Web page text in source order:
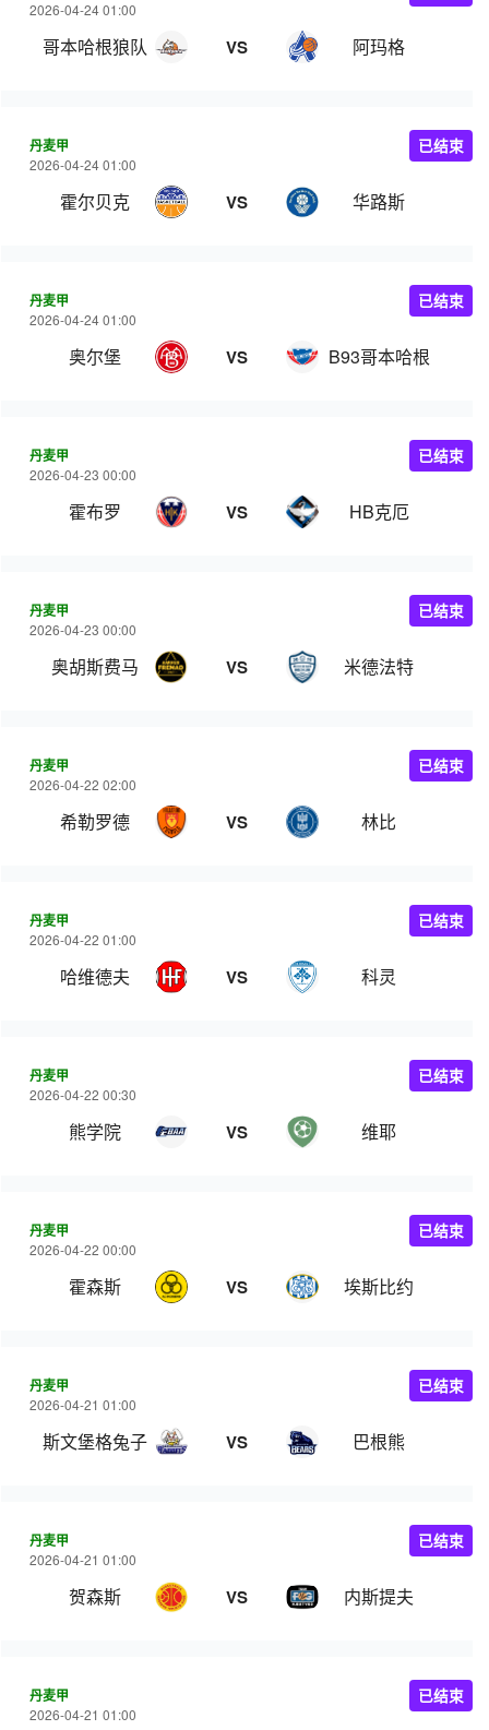
2026-04-24 01:00
哥本哈根狼队 VS 阿玛格
丹麦甲
2026-04-24 01:00
霍尔贝克 VS 华路斯
已结束
丹麦甲
2026-04-24 01:00
奥尔堡 VS B93哥本哈根
已结束
丹麦甲
2026-04-23 00:00
霍布罗 VS HB克厄
已结束
丹麦甲
2026-04-23 00:00
奥胡斯费马 VS 米德法特
已结束
丹麦甲
2026-04-22 02:00
希勒罗德 VS 林比
已结束
丹麦甲
2026-04-22 01:00
哈维德夫 VS 科灵
已结束
丹麦甲
2026-04-22 00:30
熊学院 VS 维耶
已结束
丹麦甲
2026-04-22 00:00
霍森斯 VS 埃斯比约
已结束
丹麦甲
2026-04-21 01:00
斯文堡格兔子 VS 巴根熊
已结束
丹麦甲
2026-04-21 01:00
贺森斯 VS 内斯提夫
已结束
丹麦甲
2026-04-21 01:00
已结束